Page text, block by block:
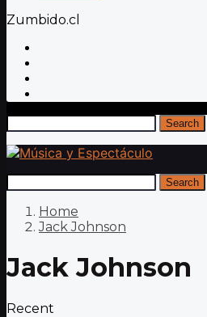
Zumbido.cl
Search
Search
Home
Jack Johnson
Jack Johnson
Recent